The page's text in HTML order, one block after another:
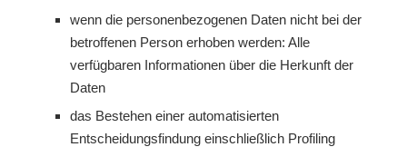
wenn die personenbezogenen Daten nicht bei der
betroffenen Person erhoben werden: Alle
verfügbaren Informationen über die Herkunft der
Daten
das Bestehen einer automatisierten
Entscheidungsfindung einschließlich Profiling